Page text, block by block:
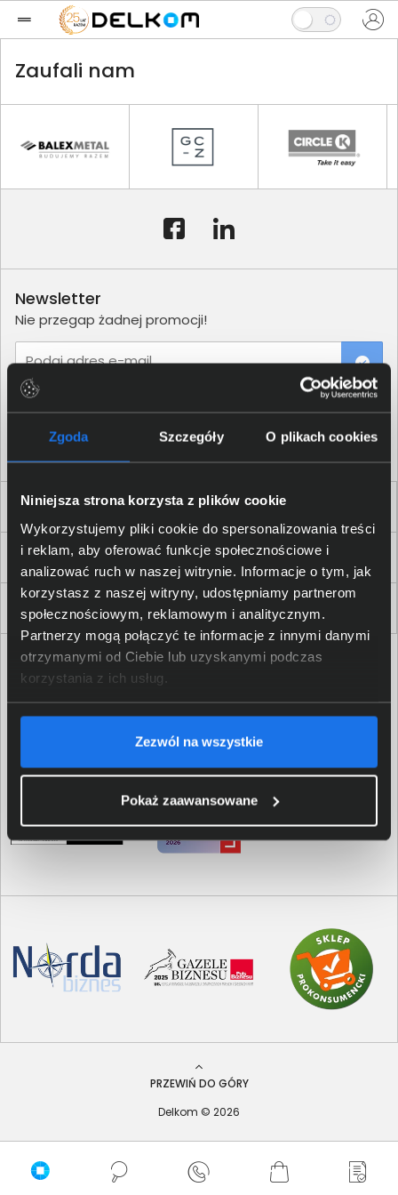
Zgoda Szczegóły O plikach cookies
Niniejsza strona korzysta z plików cookie
Wykorzystujemy pliki cookie do spersonalizowania treści
i reklam, aby oferować funkcje społecznościowe i
analizować ruch w naszej witrynie. Informacje o tym, jak
korzystasz z naszej witryny, udostępniamy partnerom
społecznościowym, reklamowym i analitycznym.
Partnerzy mogą połączyć te informacje z innymi danymi
otrzymanymi od Ciebie lub uzyskanymi podczas
korzystania z ich usług.
Zezwól na wszystkie
Pokaż zaawansowane
Zaufali nam
Dla Firm i Instytucji
Zakupy
Delkom 2000
Newsletter
Nie przegap żadnej promocji!
Podaj adres e-mail
PRZEWIŃ DO GÓRY
Delkom © 2026